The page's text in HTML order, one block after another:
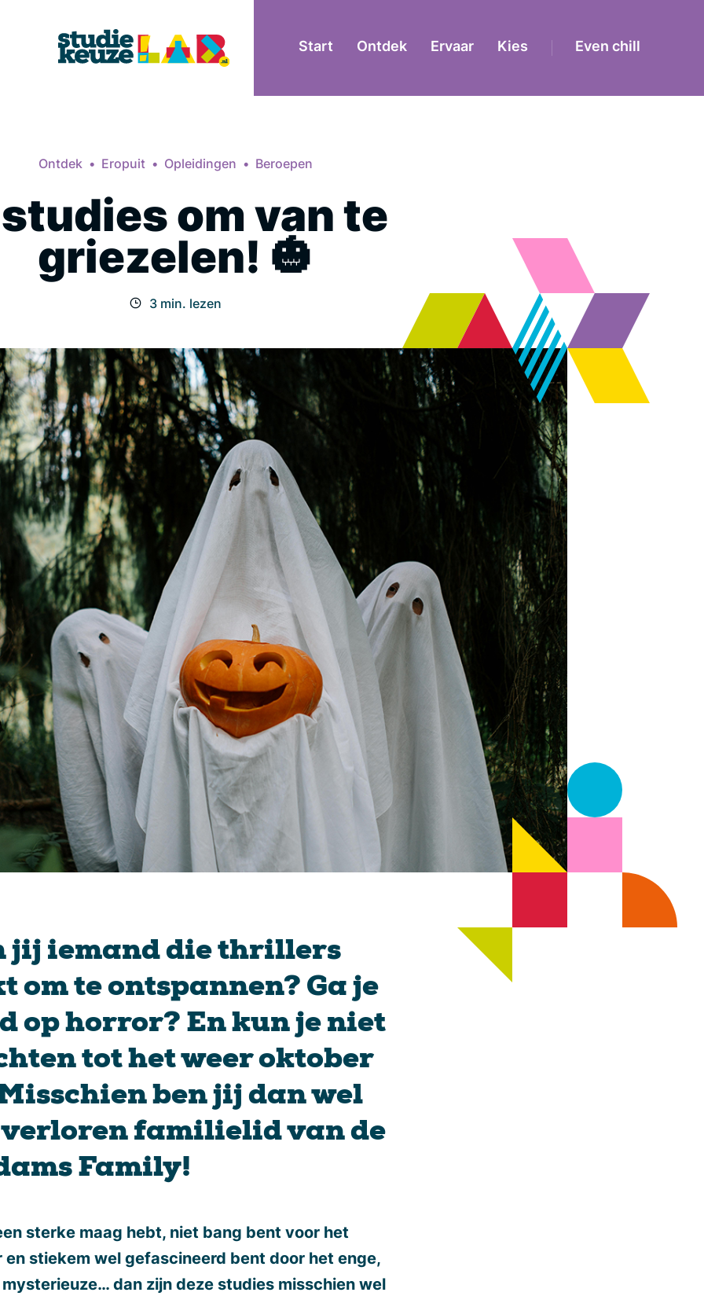
Start Ontdek Ervaar Kies Even chill
Ontdek Eropuit Opleidingen Beroepen
om van te
griezelen! 🎃
3 min. lezen
jij iemand die thrillers
om te ontspannen? Ga je
op horror? En kun je niet
tot het weer oktober
ben jij dan wel
familielid van de
Family!
sterke maag hebt, niet bang bent voor het
en stiekem wel gefascineerd bent door het enge,
dan zijn deze studies misschien wel